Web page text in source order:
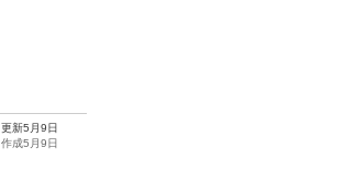
更新5月9日
作成5月9日